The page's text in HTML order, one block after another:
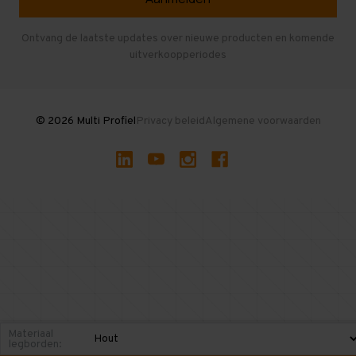
Gebruikte entresolvloeren
Ontvang de laatste updates over nieuwe producten en komende
uitverkoopperiodes
© 2026 Multi ProfielPrivacy beleidAlgemene voorwaarden
Materiaal
legborden: